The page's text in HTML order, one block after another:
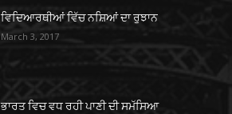
ਵਿਦਿਆਰਥੀਆਂ ਵਿੱਚ ਨਸ਼ਿਆਂ ਦਾ ਰੁਝਾਨ
March 3, 2017
ਭਾਰਤ ਵਿਚ ਵਧ ਰਹੀ ਪਾਣੀ ਦੀ ਸਮੱਸਿਆ